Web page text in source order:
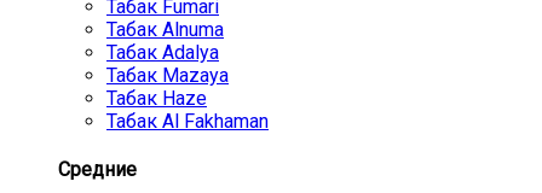
Табак Fumari
Табак Alnuma
Табак Adalya
Табак Mazaya
Табак Haze
Табак Al Fakhaman
Средние